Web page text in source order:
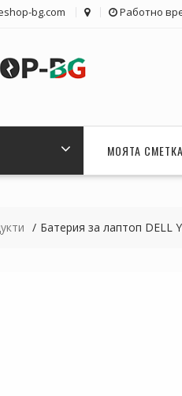
bg.com Работно
МОЯТА СМЕТКА
Батерия за лаптоп DELL